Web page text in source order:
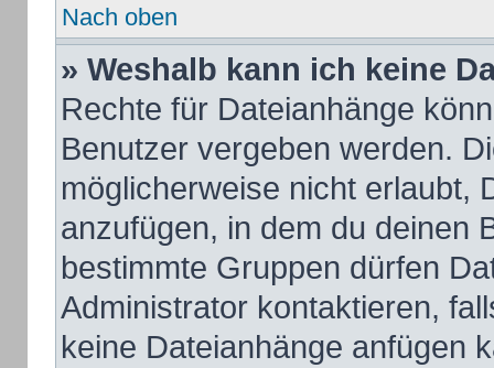
Nach oben
» Weshalb kann ich keine
Rechte für Dateianhänge
Benutzer vergeben werden.
möglicherweise nicht erlaubt,
anzufügen, in dem du deinen
bestimmte Gruppen dürfen
Administrator kontaktieren,
keine Dateianhänge anfügen